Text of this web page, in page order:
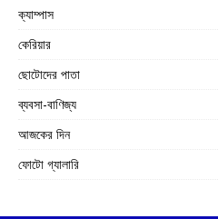
ক্যাম্পাস
কেরিয়ার
ছোটোদের পাতা
ব্যবসা-বাণিজ্য
আজকের দিন
ফোটো গ্যালারি